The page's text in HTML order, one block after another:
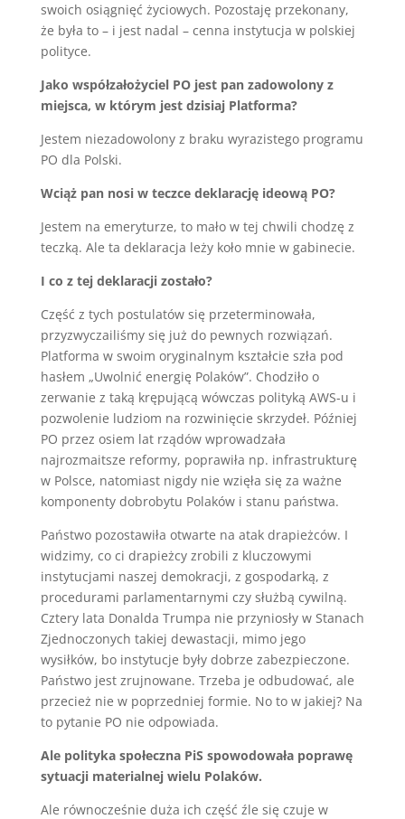
swoich osiągnięć życiowych. Pozostaję przekonany,
że była to – i jest nadal – cenna instytucja w polskiej
polityce.
Jako współzałożyciel PO jest pan zadowolony z
miejsca, w którym jest dzisiaj Platforma?
Jestem niezadowolony z braku wyrazistego programu
PO dla Polski.
Wciąż pan nosi w teczce deklarację ideową PO?
Jestem na emeryturze, to mało w tej chwili chodzę z
teczką. Ale ta deklaracja leży koło mnie w gabinecie.
I co z tej deklaracji zostało?
Część z tych postulatów się przeterminowała,
przyzwyczailiśmy się już do pewnych rozwiązań.
Platforma w swoim oryginalnym kształcie szła pod
hasłem „Uwolnić energię Polaków”. Chodziło o
zerwanie z taką krępującą wówczas polityką AWS-u i
pozwolenie ludziom na rozwinięcie skrzydeł. Później
PO przez osiem lat rządów wprowadzała
najrozmaitsze reformy, poprawiła np. infrastrukturę
w Polsce, natomiast nigdy nie wzięła się za ważne
komponenty dobrobytu Polaków i stanu państwa.
Państwo pozostawiła otwarte na atak drapieżców. I
widzimy, co ci drapieżcy zrobili z kluczowymi
instytucjami naszej demokracji, z gospodarką, z
procedurami parlamentarnymi czy służbą cywilną.
Cztery lata Donalda Trumpa nie przyniosły w Stanach
Zjednoczonych takiej dewastacji, mimo jego
wysiłków, bo instytucje były dobrze zabezpieczone.
Państwo jest zrujnowane. Trzeba je odbudować, ale
przecież nie w poprzedniej formie. No to w jakiej? Na
to pytanie PO nie odpowiada.
Ale polityka społeczna PiS spowodowała poprawę
sytuacji materialnej wielu Polaków.
Ale równocześnie duża ich część źle się czuje w